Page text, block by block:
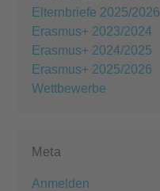
Elternbriefe 2025/2026
Erasmus+ 2023/2024
Erasmus+ 2024/2025
Erasmus+ 2025/2026
Wettbewerbe
Meta
Anmelden